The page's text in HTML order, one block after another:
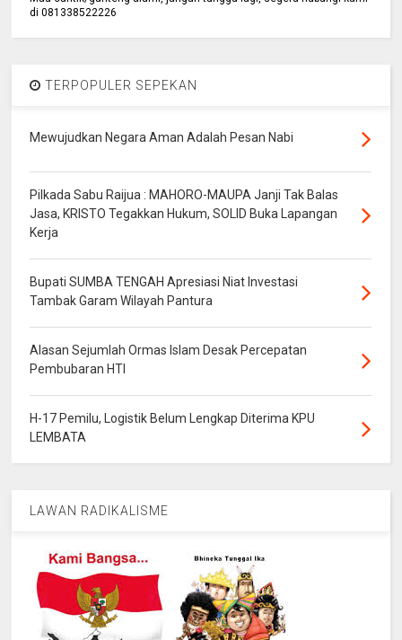
di 081338522226
TERPOPULER SEPEKAN
Mewujudkan Negara Aman Adalah Pesan Nabi
Pilkada Sabu Raijua : MAHORO-MAUPA Janji Tak Balas
Jasa, KRISTO Tegakkan Hukum, SOLID Buka Lapangan
Kerja
Bupati SUMBA TENGAH Apresiasi Niat Investasi
Tambak Garam Wilayah Pantura
Alasan Sejumlah Ormas Islam Desak Percepatan
Pembubaran HTI
H-17 Pemilu, Logistik Belum Lengkap Diterima KPU
LEMBATA
LAWAN RADIKALISME